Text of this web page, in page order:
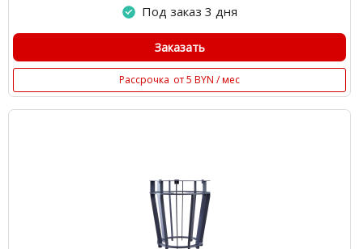
Под заказ 3 дня
Заказать
Рассрочка от 5 BYN / мес